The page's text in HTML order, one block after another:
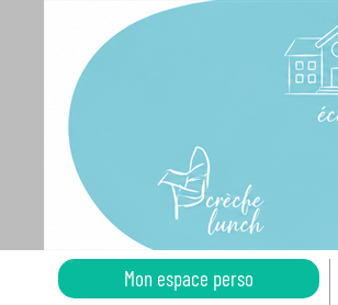
Mon espace perso